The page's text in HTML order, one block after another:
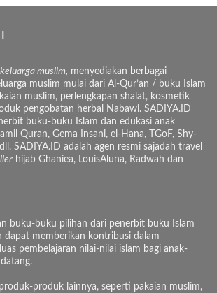
muslim, menyediakan berbagai
muslim mulai dari Al-Qur’an / buku Islam
muslim, perlengkapan shalat, kosmetik
pengobatan herbal Nabawi. SADIYA.ID
buku-buku Islam dan edukasi anak
Quran, Gema Insani, el-Hana, TGoF, Shy-
SADIYA.ID adalah agen resmi sajadah travel
hijab Ghaniea, LouisAluna, Radwah dan
buku-buku pilihan dari penerbit buku Islam
dapat memberikan kontribusi dalam
pembelajaran nilai-nilai islam bagi anak-
produk lainnya, seperti pakaian muslim,